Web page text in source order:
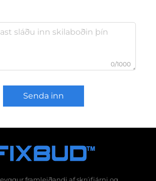
0/1000
Senda inn
framleiðandi af skrúfjárni og